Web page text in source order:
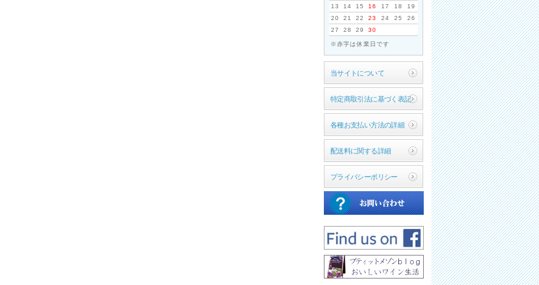
13
14 15 16 17 18
19
20
21 22 23 24 25
26
27
28 29 30
※赤字は休業日です
当サイトについて
特定商取引法に基づく表記
各種お支払い方法の詳細
配送料に関する詳細
プライバシーポリシー